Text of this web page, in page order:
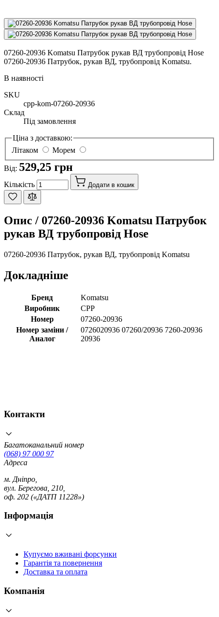
07260-20936 Komatsu Патрубок рукав ВД трубопровід Hose
07260-20936 Патрубок, рукав ВД, трубопровід Komatsu.
В наявності
SKU
cpp-kom-07260-20936
Склад
Під замовлення
Ціна з доставкою:
Літаком
Морем
Від: 529,25 грн
Кількість Додати в кошик
Опис / 07260-20936 Komatsu Патрубок
рукав ВД трубопровід Hose
07260-20936 Патрубок, рукав ВД, трубопровід Komatsu
Докладніше
Бренд
Komatsu
Виробник
CPP
Номер
07260-20936
Номер заміни /
Аналог
0726020936 07260/20936 7260-20936
20936
Контакти
Багатоканальний номер
(068) 97 000 97
Адреса
м. Дніпро,
вул. Берегова, 210,
оф. 202 («ДАТП 11228»)
Інформація
Купуємо вживані форсунки
Гарантія та повернення
Доставка та оплата
Компанія